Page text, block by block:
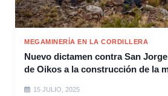
MEGAMINERÍA EN LA CORDILLERA
Nuevo dictamen contra San
de Oikos a la construcción de la
15 JULIO, 2025